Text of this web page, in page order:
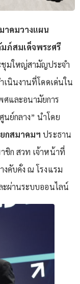
าคมวางแผน
ภ์สมเด็จพระศรี
ชุมใหญ่สามัญประจำ
เนินงานที่โดดเด่นใน
และอนามัยการ
ย์กลาง” นำโดย
กสมาคมฯประธาน
ชิก สวท เจ้าหน้าที่
งคับคั่ง ณ โรงแรม
ผ่านระบบออนไลน์